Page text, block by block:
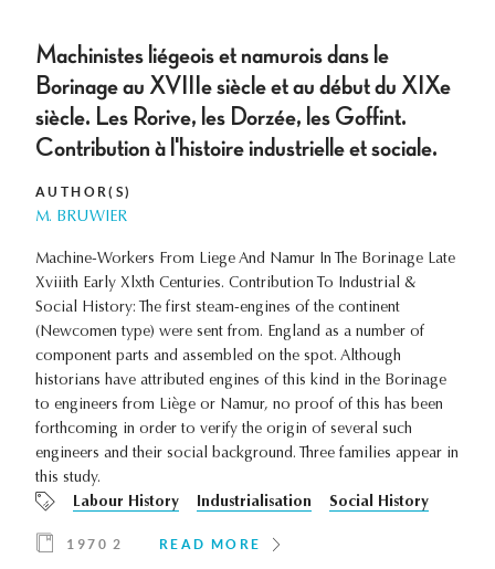
Machinistes liégeois et namurois dans le
Borinage au XVIIIe siècle et au début du XIXe
siècle. Les Rorive, les Dorzée, les Goffint.
Contribution à l'histoire industrielle et sociale.
AUTHOR(S)
M. BRUWIER
Machine-Workers From Liege And Namur In The Borinage Late
Xviiith Early Xlxth Centuries. Contribution To Industrial &
Social History: The first steam-engines of the continent
(Newcomen type) were sent from. England as a number of
component parts and assembled on the spot. Although
historians have attributed engines of this kind in the Borinage
to engineers from Liège or Namur, no proof of this has been
forthcoming in order to verify the origin of several such
engineers and their social background. Three families appear in
this study.
Labour History
Industrialisation Social History
1970 2 READ MORE